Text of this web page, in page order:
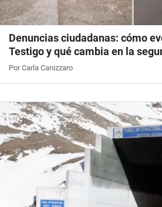
Denuncias ciudadanas: cómo
Testigo y qué cambia en la
Por Carla Canizzaro